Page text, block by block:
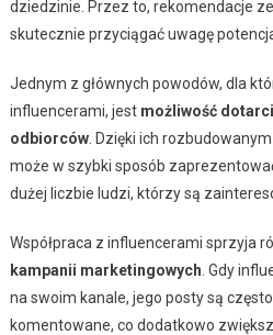
dziedzinie. Przez to, rekomendacje
skutecznie przyciągać uwagę
Jednym z głównych powodów, dla
influencerami, jest możliwość
odbiorców. Dzięki ich
może w szybki sposób
dużej liczbie ludzi, którzy są
Współpraca z influencerami sprzyja
kampanii marketingowych . Gdy
na swoim kanale, jego posty są
komentowane, co dodatkowo